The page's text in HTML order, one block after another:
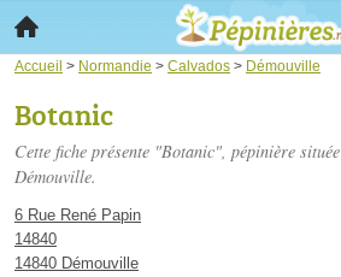
Accueil > Normandie > Calvados > Démouville
Botanic
Cette fiche présente "Botanic", pépinière située
Démouville.
6 Rue René Papin
14840
14840 Démouville